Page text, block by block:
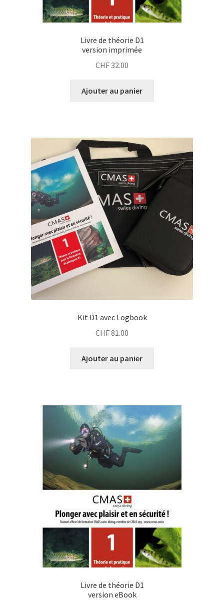
Livre de théorie D1
version imprimée
CHF32.00
Ajouter au panier
Kit D1 avec Logbook
CHF81.00
Ajouter au panier
Livre de théorie D1
version eBook